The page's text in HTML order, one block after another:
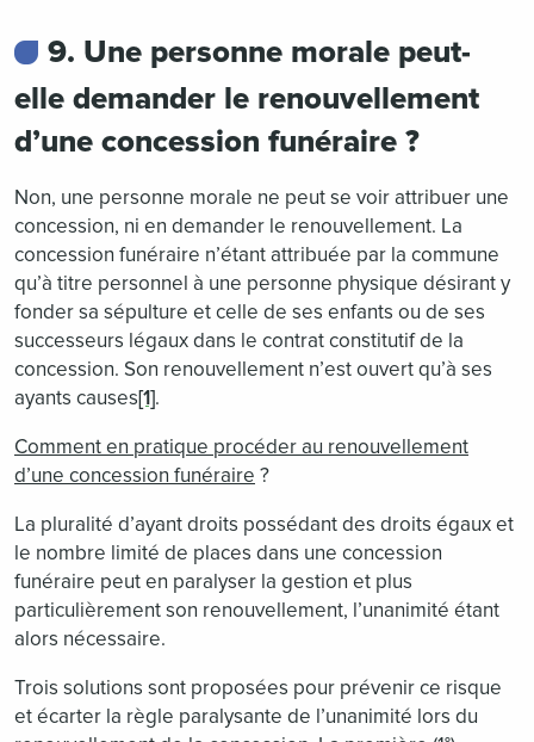
9. Une personne morale peut-
elle demander le renouvellement
d’une concession funéraire ?
Non, une personne morale ne peut se voir attribuer une
concession, ni en demander le renouvellement. La
concession funéraire n’étant attribuée par la commune
qu’à titre personnel à une personne physique désirant y
fonder sa sépulture et celle de ses enfants ou de ses
successeurs légaux dans le contrat constitutif de la
concession. Son renouvellement n’est ouvert qu’à ses
ayants causes[1].
Comment en pratique procéder au renouvellement
d’une concession funéraire ?
La pluralité d’ayant droits possédant des droits égaux et
le nombre limité de places dans une concession
funéraire peut en paralyser la gestion et plus
particulièrement son renouvellement, l’unanimité étant
alors nécessaire.
Trois solutions sont proposées pour prévenir ce risque
et écarter la règle paralysante de l’unanimité lors du